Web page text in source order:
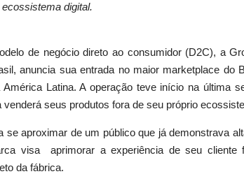
ecossistema digital.
de negócio direto ao consumidor (D2C), a
anuncia sua entrada no maior marketplace do
Latina. A operação teve início na última
seus produtos fora de seu próprio
aproximar de um público que já demonstrava
visa aprimorar a experiência de seu cliente
da fábrica.